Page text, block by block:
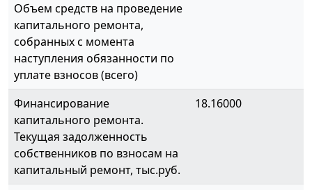
Объем средств на проведение
капитального ремонта,
собранных с момента
наступления обязанности по
уплате взносов (всего)
Финансирование
капитального ремонта.
Текущая задолженность
собственников по взносам на
капитальный ремонт, тыс.руб.
18.16000